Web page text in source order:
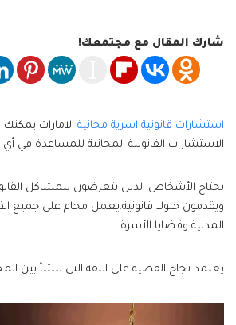
شارك المقال مع مجتمعك!
استشارات قانونية اسرية مجانية الامارات
الاستشارات القانونية المجانية للمساعدة في
يحتاج الأشخاص الذين يتعرضون للمشاكل
ويقدمون حلولا قانونية.يعمل محام على جميع
المدنية وقضايا الأسرة.
يعتمد نجاح القضية على الثقة التي تنشأ بين